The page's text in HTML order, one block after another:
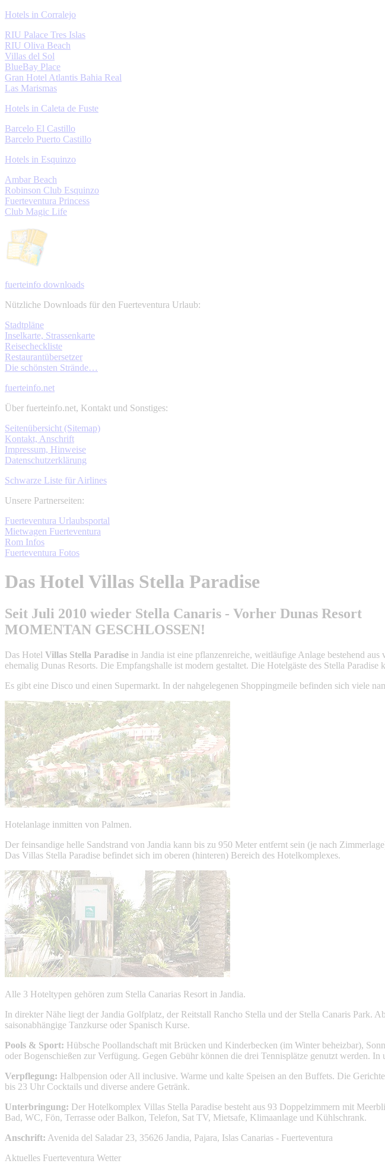
Hotels in Corralejo
RIU Palace Tres Islas
RIU Oliva Beach
Villas del Sol
BlueBay Place
Gran Hotel Atlantis Bahia Real
Las Marismas
Hotels in Caleta de Fuste
Barcelo El Castillo
Barcelo Puerto Castillo
Hotels in Esquinzo
Ambar Beach
Robinson Club Esquinzo
Fuerteventura Princess
Club Magic Life
fuerteinfo downloads
Nützliche Downloads für den Fuerteventura Urlaub:
Stadtpläne
Inselkarte, Strassenkarte
Reisecheckliste
Restaurantübersetzer
Die schönsten Strände…
fuerteinfo.net
Über fuerteinfo.net, Kontakt und Sonstiges:
Seitenübersicht (Sitemap)
Kontakt, Anschrift
Impressum, Hinweise
Datenschutzerklärung
Schwarze Liste für Airlines
Unsere Partnerseiten:
Fuerteventura Urlaubsportal
Mietwagen Fuerteventura
Rom Infos
Fuerteventura Fotos
Das Hotel Villas Stella Paradise
Seit Juli 2010 wieder Stella Canaris - Vorher Dunas Resort
MOMENTAN GESCHLOSSEN!
Das Hotel Villas Stella Paradise in Jandia ist eine pflanzenreiche, weitläufige Anlage bestehend
ehemalig Dunas Resorts. Die Empfangshalle ist modern gestaltet. Die Hotelgäste des Stella
Es gibt eine Disco und einen Supermarkt. In der nahgelegenen Shoppingmeile befinden sich viele
Hotelanlage inmitten von Palmen.
Der feinsandige helle Sandstrand von Jandia kann bis zu 950 Meter entfernt sein (je nach
Das Villas Stella Paradise befindet sich im oberen (hinteren) Bereich des Hotelkomplexes.
Alle 3 Hoteltypen gehören zum Stella Canarias Resort in Jandia.
In direkter Nähe liegt der Jandia Golfplatz, der Reitstall Rancho Stella und der Stella Canaris Park.
saisonabhängige Tanzkurse oder Spanisch Kurse.
Pools & Sport: Hübsche Poollandschaft mit Brücken und Kinderbecken (im Winter beheizbar),
oder Bogenschießen zur Verfügung. Gegen Gebühr können die drei Tennisplätze genutzt werden.
Verpflegung: Halbpension oder All inclusive. Warme und kalte Speisen an den Buffets. Die
bis 23 Uhr Cocktails und diverse andere Getränk.
Unterbringung: Der Hotelkomplex Villas Stella Paradise besteht aus 93 Doppelzimmern mit
Bad, WC, Fön, Terrasse oder Balkon, Telefon, Sat TV, Mietsafe, Klimaanlage und Kühlschrank.
Anschrift: Avenida del Saladar 23, 35626 Jandia, Pajara, Islas Canarias - Fuerteventura
Aktuelles Fuerteventura Wetter